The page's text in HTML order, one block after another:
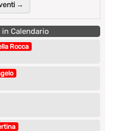
→
Calendario
Rocca